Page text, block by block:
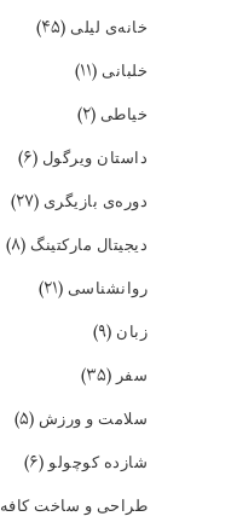
خانه‌ی لیلی (۴۵)
خلبانی (۱۱)
خیاطی (۲)
داستان ویرگول (۶)
دوره‌ی بازیگری (۲۷)
دیجیتال مارکتینگ (۸)
روانشناسی (۲۱)
زبان (۹)
سفر (۳۵)
سلامت و ورزش (۵)
شازده کوچولو(۶)
طراحی و ساخت کافه